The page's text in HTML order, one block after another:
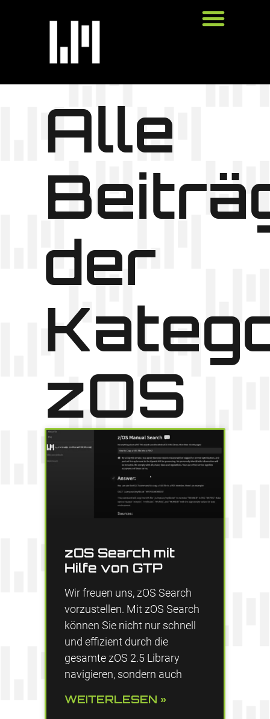
Alle
der
zOS
zOS Search mit
Hilfe von GTP
Wir freuen uns, zOS Search
vorzustellen. Mit zOS Search
können Sie nicht nur schnell
und effizient durch die
gesamte zOS 2.5 Library
navigieren, sondern auch
WEITERLESEN »